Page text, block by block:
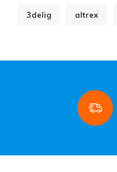
3delig altrex